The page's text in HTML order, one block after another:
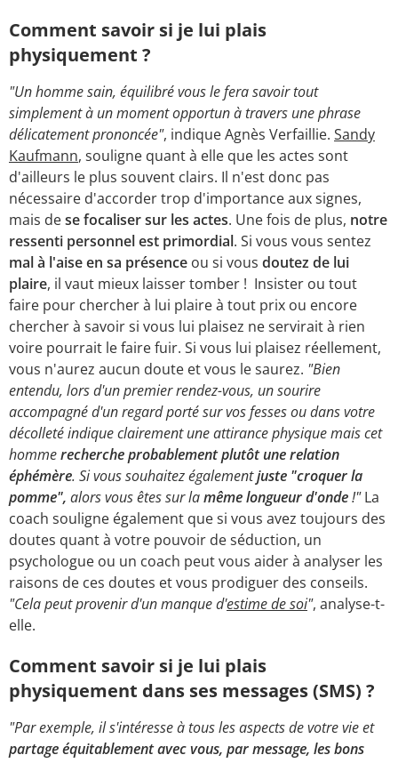
Comment savoir si je lui plais
physiquement ?
"Un homme sain, équilibré vous le fera savoir tout
simplement à un moment opportun à travers une phrase
délicatement prononcée", indique Agnès Verfaillie. Sandy
Kaufmann, souligne quant à elle que les actes sont
d'ailleurs le plus souvent clairs. Il n'est donc pas
nécessaire d'accorder trop d'importance aux signes,
mais dese focaliser sur les actes. Une fois de plus, notre
ressenti personnel est primordial. Si vous vous sentez
mal à l'aise en sa présence ou si vous doutez de lui
plaire, il vaut mieux laisser tomber ! Insister ou tout
faire pour chercher à lui plaire à tout prix ou encore
chercher à savoir si vous lui plaisez ne servirait à rien
voire pourrait le faire fuir. Si vous lui plaisez réellement,
vous n'aurez aucun doute et vous le saurez. "Bien
entendu, lors d'un premier rendez-vous, un sourire
accompagné d'un regard porté sur vos fesses ou dans votre
décolleté indique clairement une attirance physique mais cet
hommerecherche probablement plutôt une relation
éphémère. Si vous souhaitez égalementjuste "croquer la
pomme", alors vous êtes sur lamême longueur d'onde!"La
coach souligne également que si vous avez toujours des
doutes quant à votre pouvoir de séduction, un
psychologue ou un coach peut vous aider à analyser les
raisons de ces doutes et vous prodiguer des conseils.
"Cela peut provenir d'un manque d'estime de soi", analyse-t-
elle.
Comment savoir si je lui plais
physiquement dans ses messages (SMS) ?
"Par exemple, il s'intéresse à tous les aspects de votre vie et
partage équitablement avec vous, par message, les bons